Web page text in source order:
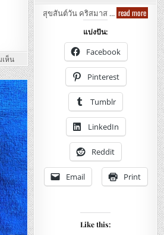
เห็นบน
EASYMOP
–
360
DEGREE
THREE
SPINNING
SYSTEM
METAL
–
อี
ซี่
ม๊อบ
ถั่ง
ปั่น
ไม้
ถู
พื้น
เหล็ก
360
องศา
3
ระบบ
คุ้ม
ค่า
สุขสันต์วัน คริสมาส … read more
–
Party
Light
หลอ
ปาร์ตี้
และ
ลวิส
เพรส
แบ่งปัน:
Facebook
Pinterest
Tumblr
LinkedIn
Reddit
Email Print
Like this: